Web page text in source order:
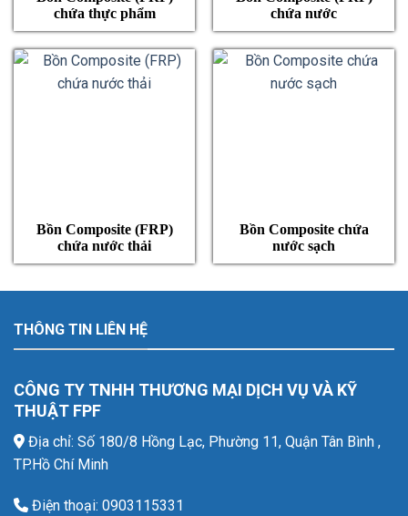
chứa thực phẩm
chứa nước
Bồn Composite (FRP)
chứa nước thải
Bồn Composite chứa
nước sạch
THÔNG TIN LIÊN HỆ
CÔNG TY TNHH THƯƠNG MẠI DỊCH VỤ VÀ KỸ
THUẬT FPF
Địa chỉ: Số 180/8 Hồng Lạc, Phường 11, Quận Tân Bình ,
TP.Hồ Chí Minh
Điện thoại: 0903115331